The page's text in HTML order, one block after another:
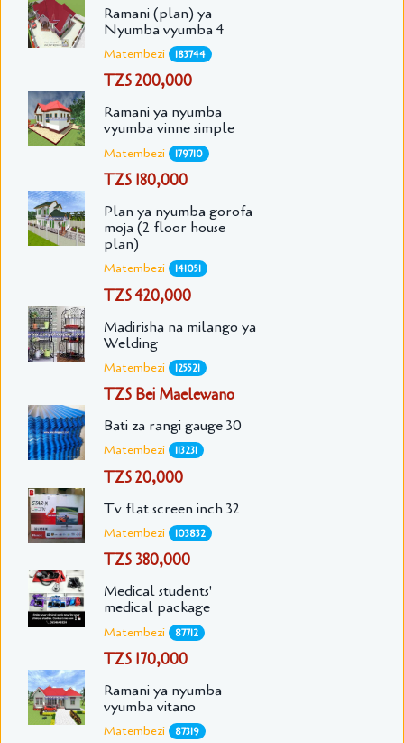
Ramani (plan) ya
Nyumba vyumba 4
Matembezi 183744
TZS 200,000
Ramani ya nyumba
vyumba vinne simple
Matembezi 179710
TZS 180,000
Plan ya nyumba gorofa
moja (2 floor house
plan)
Matembezi 141051
TZS 420,000
Madirisha na milango ya
Welding
Matembezi 125521
TZS Bei Maelewano
Bati za rangi gauge 30
Matembezi 113231
TZS 20,000
Tv flat screen inch 32
Matembezi 103832
TZS 380,000
Medical students'
medical package
Matembezi 87712
TZS 170,000
Ramani ya nyumba
vyumba vitano
Matembezi 87319